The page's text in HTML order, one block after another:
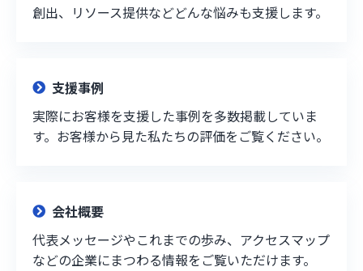
創出、リソース提供などどんな悩みも支援します。
支援事例
実際にお客様を支援した事例を多数掲載していま
す。お客様から見た私たちの評価をご覧ください。
会社概要
代表メッセージやこれまでの歩み、アクセスマップ
などの企業にまつわる情報をご覧いただけます。